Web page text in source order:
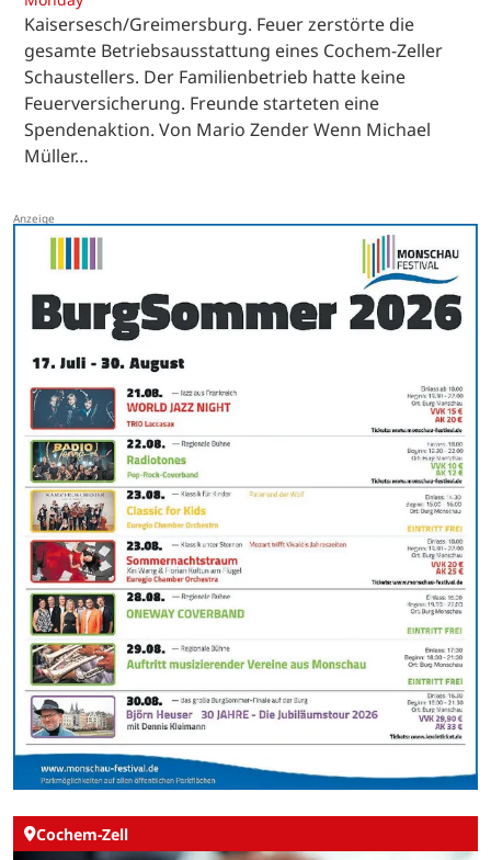
Kaisersesch/Greimersburg. Feuer zerstörte die
gesamte Betriebsausstattung eines Cochem-Zeller
Schaustellers. Der Familienbetrieb hatte keine
Feuerversicherung. Freunde starteten eine
Spendenaktion. Von Mario Zender Wenn Michael
Müller…
Cochem-Zell